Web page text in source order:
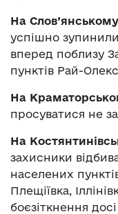
На
успішно зупинили
вперед поблизу
пунктів Рай-
На
просуватися не
На
захисники
населених
Плещіївка,
боєзіткнення